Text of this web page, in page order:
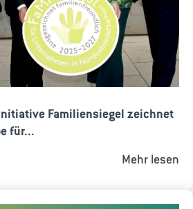
Familiensiegel zeichnet
für...
Mehr lesen